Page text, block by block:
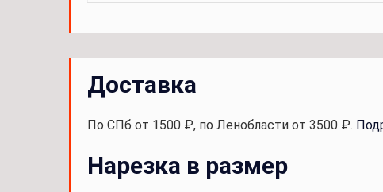
Доставка
По СПб от 1500 ₽, по Ленобласти от 3500 ₽.
Нарезка в размер